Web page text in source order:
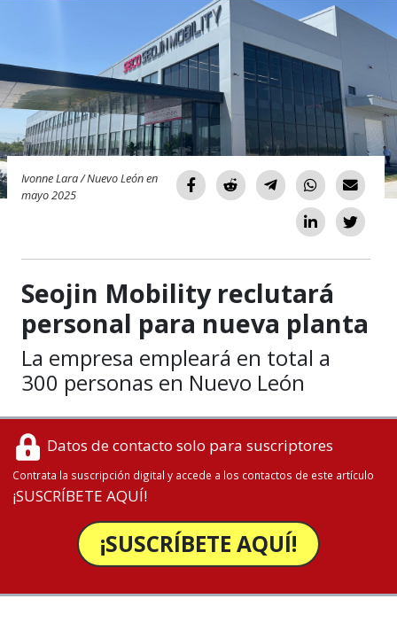
Ivonne Lara / Nuevo León en
mayo 2025
Seojin Mobility reclutará
personal para nueva planta
La empresa empleará en total a
300 personas en Nuevo León
Datos de contacto solo para suscriptores
Contrata la suscripción digital y accede a los contactos de este artículo
¡SUSCRÍBETE AQUÍ!
¡SUSCRÍBETE AQUÍ!